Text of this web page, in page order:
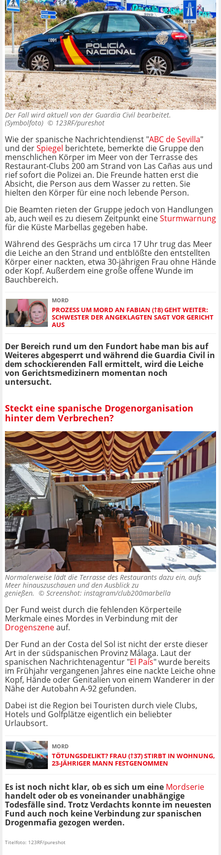
Der Fall wird aktuell von der Guardia Civil bearbeitet.
(Symbolfoto) © 123RF/pureshot
Wie der spanische Nachrichtendienst "ABC de Sevilla"
und derSpiegel berichtete, bemerkte die Gruppe den
menschlichen Körper im Meer von der Terrasse des
Restaurant-Clubs 200 am Strand von Las Cañas aus und
rief sofort die Polizei an. Die Freunde hatten erst die
Absicht, die Person aus dem Wasser zu retten. Sie
hielten den Körper für eine noch lebende Person.
Die Beamten rieten der Gruppe jedoch von Handlungen
ab, auch weil es zu diesem Zeitpunkt eineSturmwarnung
für die Küste Marbellas gegeben habe.
Während des Gesprächs um circa 17 Uhr trug das Meer
die Leiche an den Strand und entblößte den entstellten
Körper einer nackten, etwa 30-jährigen Frau ohne Hände
oder Kopf. Außerdem eine große offene Wunde im
Bauchbereich.
MORD
PROZESS UM MORD AN FABIAN (†8) GEHT WEITER:
SCHWESTER DER ANGEKLAGTEN SAGT VOR GERICHT
AUS
Der Bereich rund um den Fundort habe man bis auf
Weiteres abgesperrt und während die Guardia Civil in
dem schockierenden Fall ermittelt, wird die Leiche
von Gerichtsmedizinern momentan noch
untersucht.
Steckt eine spanische Drogenorganisation
hinter dem Verbrechen?
Normalerweise lädt die Terrasse des Restaurants dazu ein, aufs
Meer hinauszuschauen und den Ausblick zu
genießen. © Screenshot: instagram/club200marbella
Der Fund weist durch die fehlenden Körperteile
Merkmale eines Mordes in Verbindung mit der
Drogenszeneauf.
Der Fund an der Costa del Sol ist nicht der erste dieser
Art in der südspanischen Provinz Málaga. Laut der
spanischen Nachrichtenagentur "El País" wurde bereits
im Frühjahr vergangenen Jahres eine nackte Leiche ohne
Kopf, Hände oder Genitalien von einem Wanderer in der
Nähe der Autobahn A-92 gefunden.
Dabei ist die Region bei Touristen durch viele Clubs,
Hotels und Golfplätze eigentlich ein beliebter
Urlaubsort.
MORD
TÖTUNGSDELIKT? FRAU (†37) STIRBT IN WOHNUNG,
23-JÄHRIGER MANN FESTGENOMMEN
Es ist noch nicht klar, ob es sich um eine Mordserie
handelt oder ob es voneinander unabhängige
Todesfälle sind. Trotz Verdachts konnte im neuesten
Fund auch noch keine Verbindung zur spanischen
Drogenmafia gezogen werden.
Titelfoto: 123RF/pureshot